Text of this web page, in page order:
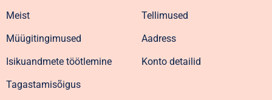
Meist
Müügitingimused
Isikuandmete töötlemine
Tagastamisõigus
Tellimused
Aadress
Konto detailid